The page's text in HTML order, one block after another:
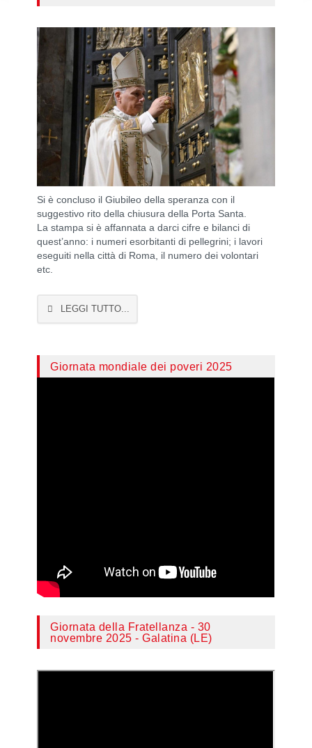
Si è concluso il Giubileo della speranza con il
suggestivo rito della chiusura della Porta Santa.
La stampa si è affannata a darci cifre e bilanci di
quest’anno: i numeri esorbitanti di pellegrini; i lavori
eseguiti nella città di Roma, il numero dei volontari
etc.
LEGGI TUTTO...
Giornata mondiale dei poveri 2025
Giornata della Fratellanza - 30
novembre 2025 - Galatina (LE)